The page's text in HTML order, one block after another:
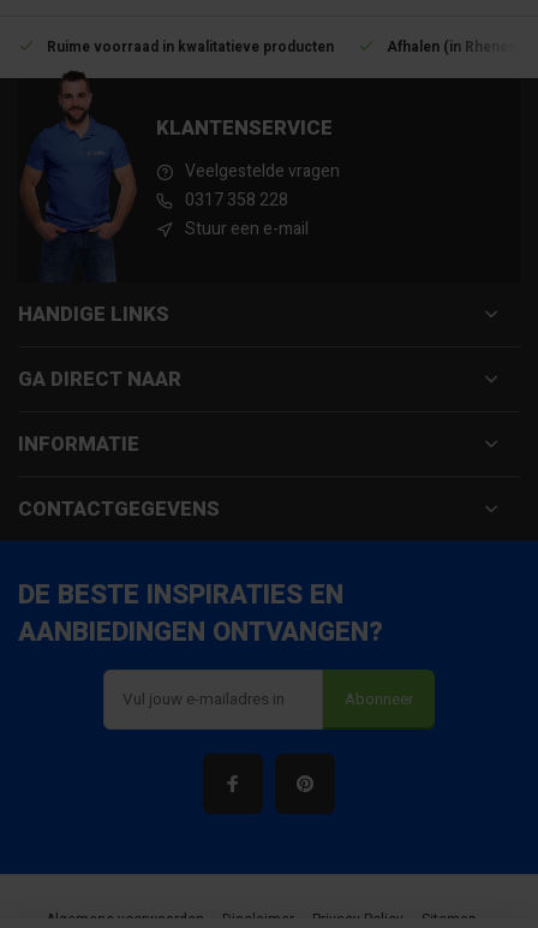
Ruime voorraad in kwalitatieve producten Afhalen (in Rhenen)
KLANTENSERVICE
Veelgestelde vragen
0317 358 228
Stuur een e-mail
HANDIGE LINKS
GA DIRECT NAAR
INFORMATIE
CONTACTGEGEVENS
DE BESTE INSPIRATIES EN
AANBIEDINGEN ONTVANGEN?
Abonneer
Algemene voorwaarden Disclaimer Privacy Policy Sitemap